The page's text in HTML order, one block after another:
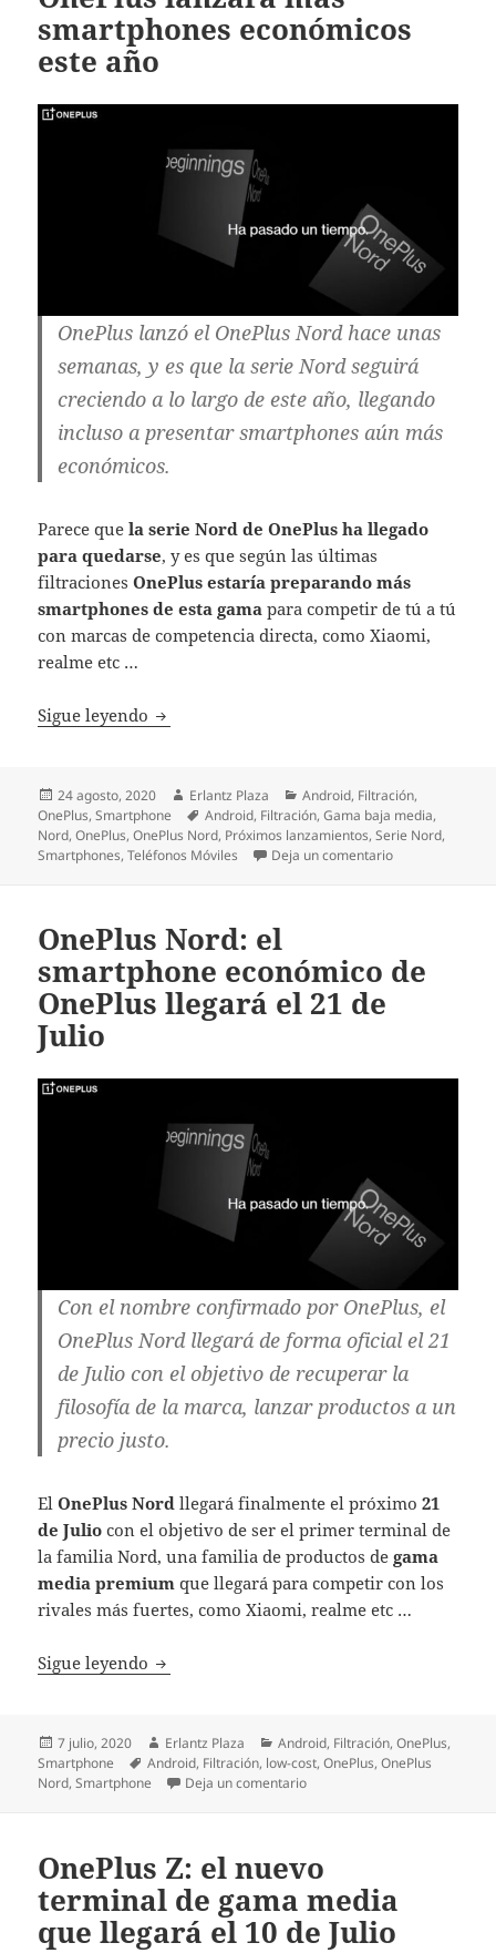
smartphones económicos
este año
OnePlus lanzó el OnePlus Nord hace unas
semanas, y es que la serie Nord seguirá
creciendo a lo largo de este año, llegando
incluso a presentar smartphones aún más
económicos.
Parece quela serie Nord de OnePlus ha llegado
para quedarse, y es que según las últimas
filtracionesOnePlus estaría preparando más
smartphones de esta gama para competir de tú a tú
con marcas de competencia directa, como Xiaomi,
realme etc …
Sigue leyendo OnePlus lanzará más smartphones
Publicado
el
24 agosto, 2020 Autor
Erlantz Plaza Categorías
Android, Filtración,
OnePlus,Smartphone Etiquetas
Android, Filtración,Gama baja media,
Nord,OnePlus,OnePlus Nord, Próximos lanzamientos,Serie Nord,
Smartphones,Teléfonos Móviles Deja un comentarioen OnePlus
OnePlus Nord: el
smartphone económico de
OnePlus llegará el 21 de
Julio
Con el nombre confirmado por OnePlus, el
OnePlus Nord llegará de forma oficial el 21
de Julio con el objetivo de recuperar la
filosofía de la marca, lanzar productos a un
precio justo.
ElOnePlus Nord llegará finalmente el próximo21
de Julio con el objetivo de ser el primer terminal de
la familia Nord, una familia de productos degama
media premium que llegará para competir con los
rivales más fuertes, como Xiaomi, realme etc …
Sigue leyendo OnePlus Nord: el smartphone económico
Publicado
el
7 julio, 2020 Autor
Erlantz Plaza Categorías
Android, Filtración,OnePlus,
Smartphone
Etiquetas
Android, Filtración, low-cost,OnePlus,OnePlus
Nord,Smartphone Deja un comentarioen OnePlus Nord: el
OnePlus Z: el nuevo
terminal de gama media
que llegará el 10 de Julio